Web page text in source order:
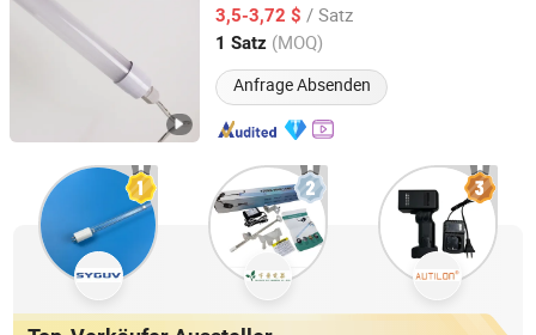
3,5-3,72 $ / Satz
1 Satz (MOQ)
Anfrage Absenden
Guangdong, China Seit 2024